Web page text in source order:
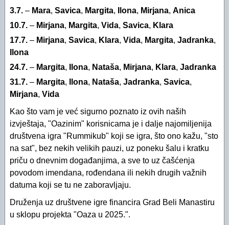
"Oazini" fotoalbumi na Facebooku (2012)
"Oazini" fotoalbumi na Facebooku (2011)
Audio- i videozapisi na YouTubeu
Izvještaj za 2016. godinu
Izvještaj za 2015. godinu
Izvještaj za 2014. godinu
Izvještaj za 2013. godinu
Izvještaj za 2012. godinu
Izvještaj za 2011. godinu
Izvještaj za 2010. godinu
Izvještaj za 2009. godinu
Izvještaj za 2008. godinu
Izvještaj za 2007. godinu
Financijski plan i Program rada Oaze za 2026
3.7. – Mara, Savica, Margita, Ilona, Mirjana, Anica
10.7. – Mirjana, Margita, Vida, Savica, Klara
17.7. – Mirjana, Savica, Klara, Vida, Margita, Jadranka,
Ilona
24.7. – Margita, Ilona, Nataša, Mirjana, Klara, Jadranka
31.7. – Margita, Ilona, Nataša, Jadranka, Savica,
Mirjana, Vida
Kao što vam je već sigurno poznato iz ovih naših
izvještaja, "Oazinim" korisnicama je i dalje najomiljenija
društvena igra "Rummikub" koji se igra, što ono kažu, "sto
na sat", bez nekih velikih pauzi, uz poneku šalu i kratku
priču o dnevnim događanjima, a sve to uz čašćenja
povodom imendana, rođendana ili nekih drugih važnih
datuma koji se tu ne zaboravljaju.
Druženja uz društvene igre financira Grad Beli Manastiru
u sklopu projekta "Oaza u 2025.".